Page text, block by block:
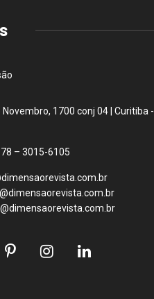
Novembro, 1700 conj 04 | Curitiba -
– 3015-6105